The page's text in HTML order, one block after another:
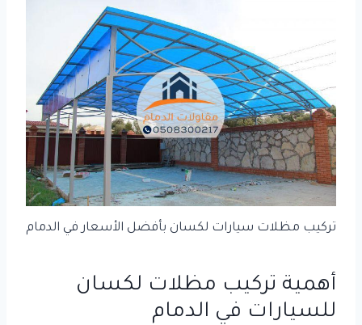
تركيب مظلات سيارات لكسان بأفضل الأسعار في الدمام
أهمية تركيب مظلات لكسان
للسيارات في الدمام